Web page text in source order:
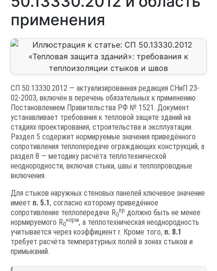
применения
СП 50.13330.2012 — актуализированная редакция СНиП 23-
02-2003, включён в перечень обязательных к применению
Постановлением Правительства РФ № 1521. Документ
устанавливает требования к тепловой защите зданий на
стадиях проектирования, строительства и эксплуатации.
Раздел 5 содержит нормируемые значения приведённого
сопротивления теплопередаче ограждающих конструкций, а
раздел 8 — методику расчёта теплотехнической
неоднородности, включая стыки, швы и теплопроводные
включения.
Для стыков наружных стеновых панелей ключевое значение
имеет п. 5.1, согласно которому приведённое
сопротивление теплопередаче R0
пр должно быть не менее
нормируемого R0
норм, а теплотехническая неоднородность
учитывается через коэффициент r. Кроме того, п. 8.1
требует расчёта температурных полей в зонах стыков и
примыканий.